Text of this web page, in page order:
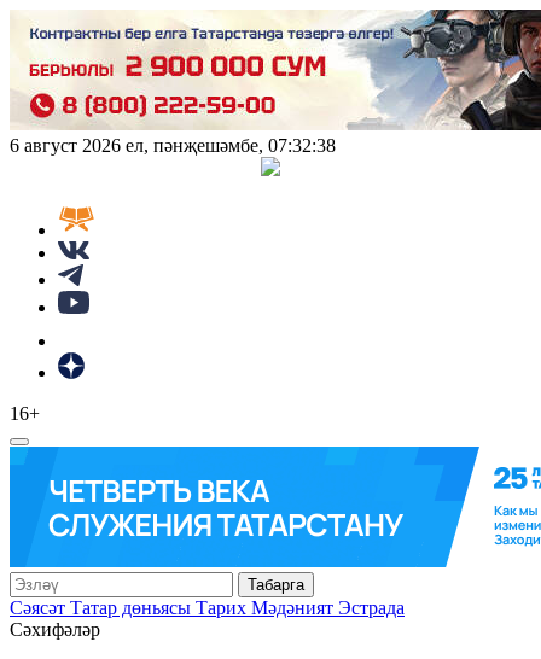
6 август 2026 ел, пәнҗешәмбе, 07:32:40
16+
Табарга
Сәясәт Татар дөньясы Тарих Мәдәният Эстрада
Сәхифәләр